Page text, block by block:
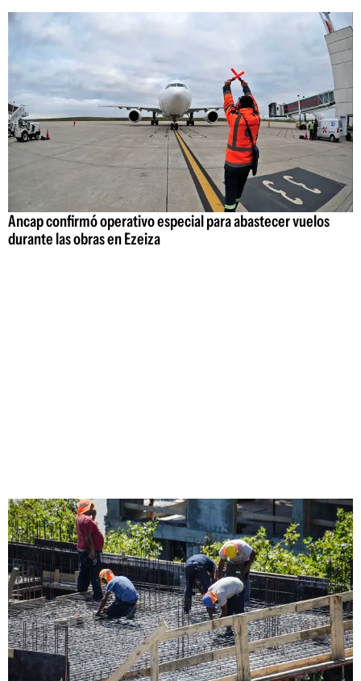
Ancap confirmó operativo especial para abastecer vuelos
durante las obras en Ezeiza